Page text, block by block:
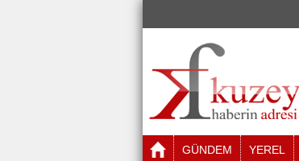
GÜNDEM YEREL